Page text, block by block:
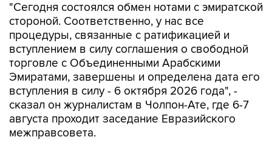
"Сегодня состоялся обмен нотами с эмиратской
стороной. Соответственно, у нас все
процедуры, связанные с ратификацией и
вступлением в силу соглашения о свободной
торговле с Объединенными Арабскими
Эмиратами, завершены и определена дата его
вступления в силу - 6 октября 2026 года", -
сказал он журналистам в Чолпон-Ате, где 6-7
августа проходит заседание Евразийского
межправсовета.